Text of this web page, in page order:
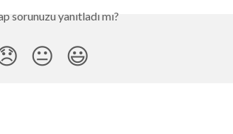
sorunuzu yanıtladı mı?
😐 😃